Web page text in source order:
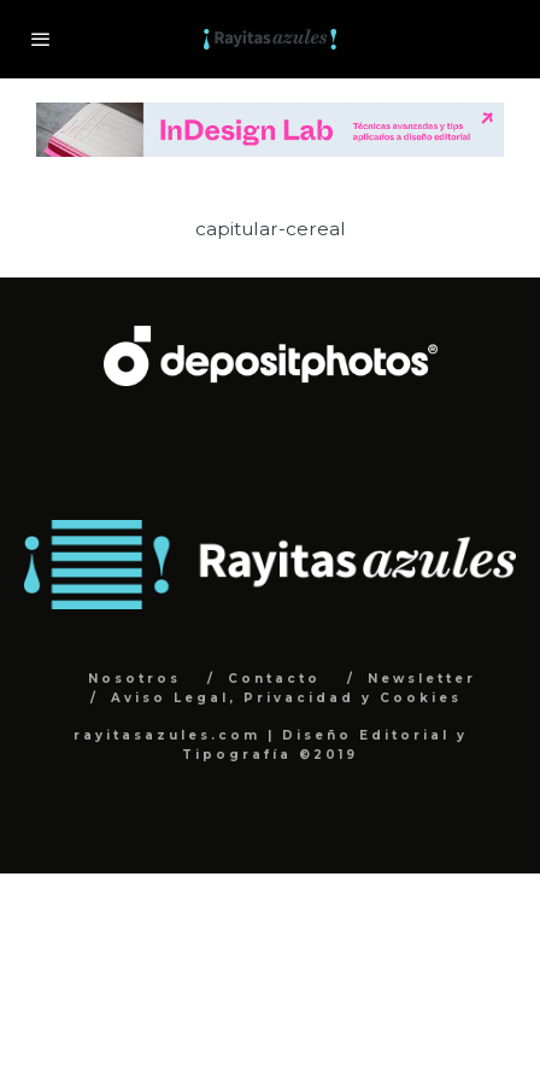
capitular-cereal
Nosotros Contacto
Newsletter
Aviso Legal, Privacidad y Cookies
rayitasazules.com | Diseño Editorial y
Tipografía ©2019